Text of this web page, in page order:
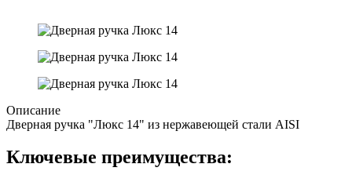
Описание
Дверная ручка "Люкс 14" из нержавеющей стали AISI
Ключевые преимущества: